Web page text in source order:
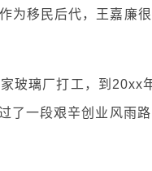
为移民后代，王嘉廉很
玻璃厂打工，到20xx
了一段艰辛创业风雨路